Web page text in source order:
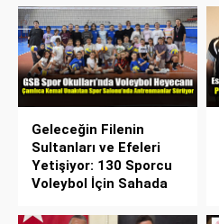
Geleceğin Filenin
Sultanları ve Efeleri
Yetişiyor: 130 Sporcu
Voleybol İçin Sahada